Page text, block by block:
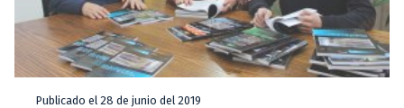
Publicado el 28 de junio del 2019